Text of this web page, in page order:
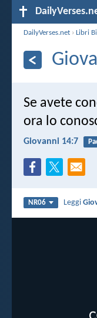
DailyVerses.net ›Libri
Se avete
ora lo
Giovanni 14:7
NR06 Leggi